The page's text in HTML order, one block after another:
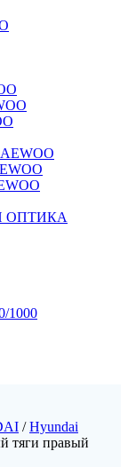
ОПТИКА
1000
/Hyundai
тяги правый